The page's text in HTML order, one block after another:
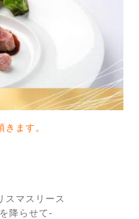
ます。
スマスリース
降らせて-